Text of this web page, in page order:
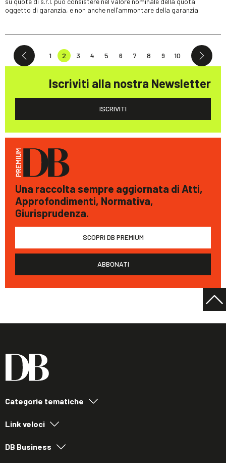
oggetto di garanzia, e non anche nell’ammontare della garanzia
1 2 3 4 5 6 7 8 9 10
Iscriviti alla nostra Newsletter
ISCRIVITI
Una raccolta sempre aggiornata di Atti,
Approfondimenti, Normativa,
Giurisprudenza.
SCOPRI DB PREMIUM
ABBONATI
Categorie tematiche
Link veloci
DB Business